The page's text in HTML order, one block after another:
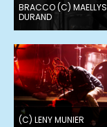
BRACCO (C) MAELLYS
DURAND
(C) LENY MUNIER